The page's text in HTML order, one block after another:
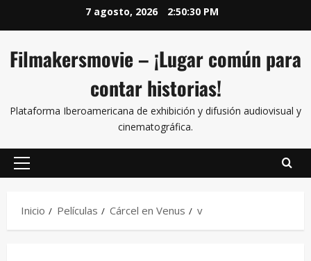
7 agosto, 2026 2:50:30 PM
Filmakersmovie – ¡Lugar común para
contar historias!
Plataforma Iberoamericana de exhibición y difusión audiovisual y
cinematográfica.
Inicio Películas Cárcel en Venus v